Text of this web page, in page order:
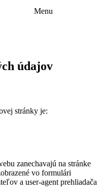
Menu
údajov
stránky je:
zanechavajú na stránke
vo formulári
a user-agent prehliadača